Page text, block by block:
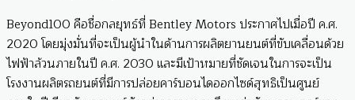
Beyond100 คือชื่อกลยุทธ์ที่ Bentley Motors ประกาศไปเมื่อปี ค.ศ.
2020 โดยมุ่งมั่นที่จะเป็นผู้นำในด้านการผลิตยานยนต์ที่ขับเคลื่อนด้วย
ไฟฟ้าล้วนภายในปี ค.ศ. 2030 และมีเป้าหมายที่ชัดเจนในการจะเป็น
โรงงานผลิตรถยนต์ที่มีการปล่อยคาร์บอนไดออกไซด์สุทธิเป็นศูนย์